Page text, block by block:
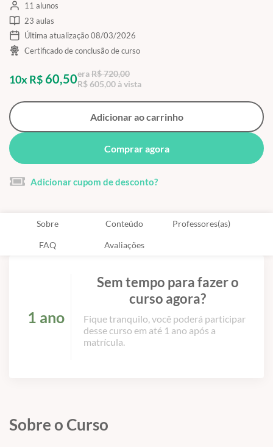
11 alunos
23 aulas
Última atualização 08/03/2026
Certificado de conclusão de curso
10x R$60,50eraR$ 720,00
R$ 605,00 à vista
Adicionar ao carrinho
Comprar agora
Adicionar cupom de desconto?
Sobre Conteúdo Professores(as)
FAQ Avaliações
1 ano
Sem tempo para fazer o
curso agora?
Fique tranquilo, você poderá participar
desse curso em até 1 ano após a
matrícula.
Sobre o Curso